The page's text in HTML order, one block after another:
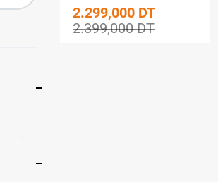
2.399,000DT
2.299,000 DT